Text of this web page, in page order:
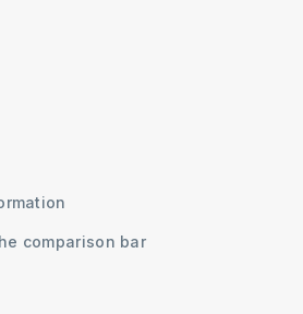
comparison bar